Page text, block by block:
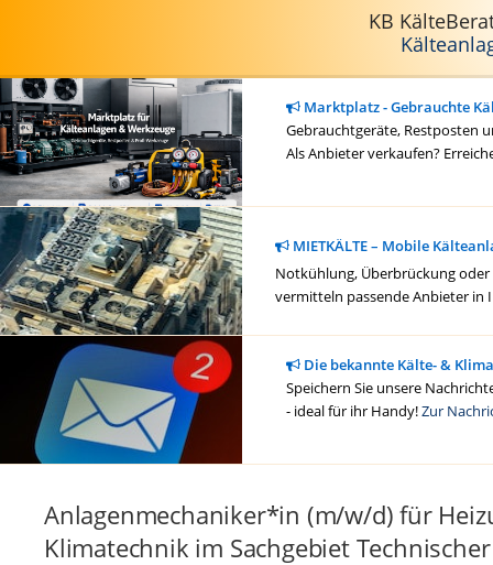
KB
Marktplatz - Gebrauchte
Gebrauchtgeräte, Restposten
Als Anbieter verkaufen?
MIETKÄLTE – Mobile
Notkühlung, Überbrückung
vermitteln passende Anbieter in
Die bekannte Kälte- &
Speichern Sie unsere
- ideal für ihr Handy!Zur
Anlagenmechaniker*in (m/w/d) für
Klimatechnik im Sachgebiet